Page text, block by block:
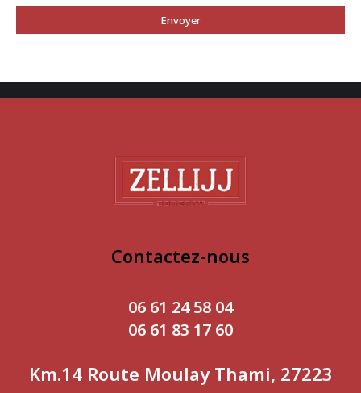
Envoyer
Contactez-nous
06 61 24 58 04
06 61 83 17 60
Km.14 Route Moulay Thami, 27223